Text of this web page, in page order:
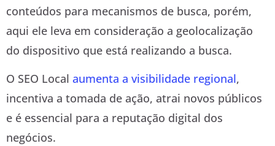
conteúdos para mecanismos de busca, porém,
aqui ele leva em consideração a geolocalização
do dispositivo que está realizando a busca.
O SEO Local aumenta a visibilidade regional,
incentiva a tomada de ação, atrai novos públicos
e é essencial para a reputação digital dos
negócios.